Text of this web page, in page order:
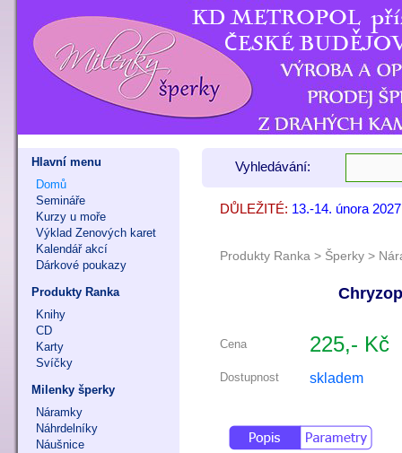
Hlavní menu
Domů
Semináře
Kurzy u moře
Výklad Zenových karet
Kalendář akcí
Dárkové poukazy
Produkty Ranka
Knihy
CD
Karty
Svíčky
Milenky šperky
Náramky
Náhrdelníky
Náušnice
Vyhledávání:
DŮLEŽITÉ: 13.-14. února
7. - 8. listopadu
9. - 11. října 2026
Produkty Ranka > Šperky >
Cena 225,- Kč
Dostupnost skladem